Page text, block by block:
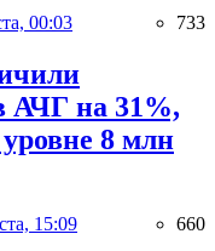
00:03 733
АЧГ на 31%,
8 млн
15:09 660